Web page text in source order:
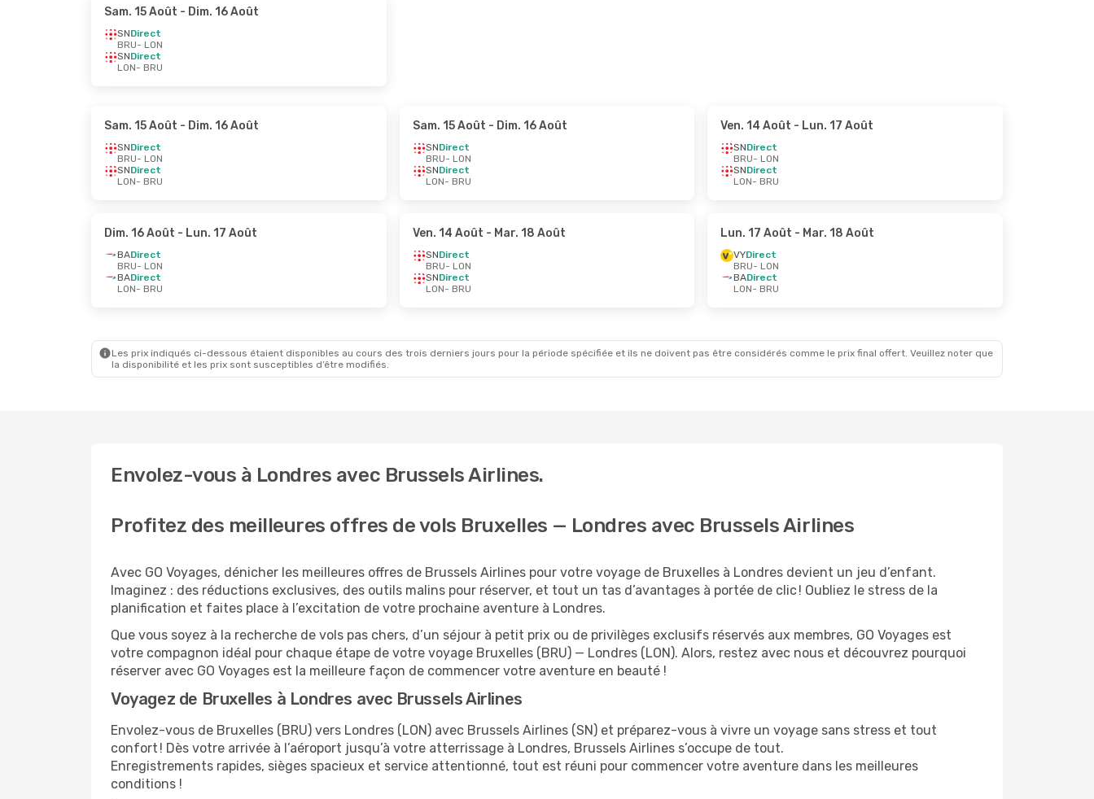
Sam. 15 Août - Dim. 16 Août
SNDirect
BRU- LON
SNDirect
LON- BRU
Sam. 15 Août - Dim. 16 Août
SNDirect
BRU- LON
SNDirect
LON- BRU
Sam. 15 Août - Dim. 16 Août
SNDirect
BRU- LON
SNDirect
LON- BRU
Ven. 14 Août - Lun. 17 Août
SNDirect
BRU- LON
SNDirect
LON- BRU
Dim. 16 Août - Lun. 17 Août
BADirect
BRU- LON
BADirect
LON- BRU
Ven. 14 Août - Mar. 18 Août
SNDirect
BRU- LON
SNDirect
LON- BRU
Lun. 17 Août - Mar. 18 Août
VYDirect
BRU- LON
BADirect
LON- BRU
Les prix indiqués ci-dessous étaient disponibles au cours des trois derniers jours pour la période spécifiée et ils ne doivent pas être considérés comme le prix final offert. Veuillez noter que
la disponibilité et les prix sont susceptibles d’être modifiés.
Envolez-vous à Londres avec Brussels Airlines.
Profitez des meilleures offres de vols Bruxelles — Londres avec Brussels Airlines
Avec GO Voyages, dénicher les meilleures offres de Brussels Airlines pour votre voyage de Bruxelles à Londres devient un jeu d’enfant.
Imaginez : des réductions exclusives, des outils malins pour réserver, et tout un tas d’avantages à portée de clic ! Oubliez le stress de la
planification et faites place à l’excitation de votre prochaine aventure à Londres.
Que vous soyez à la recherche de vols pas chers, d’un séjour à petit prix ou de privilèges exclusifs réservés aux membres, GO Voyages est
votre compagnon idéal pour chaque étape de votre voyage Bruxelles (BRU) — Londres (LON). Alors, restez avec nous et découvrez pourquoi
réserver avec GO Voyages est la meilleure façon de commencer votre aventure en beauté !
Voyagez de Bruxelles à Londres avec Brussels Airlines
Envolez-vous de Bruxelles (BRU) vers Londres (LON) avec Brussels Airlines (SN) et préparez-vous à vivre un voyage sans stress et tout
confort ! Dès votre arrivée à l’aéroport jusqu’à votre atterrissage à Londres, Brussels Airlines s’occupe de tout.
Enregistrements rapides, sièges spacieux et service attentionné, tout est réuni pour commencer votre aventure dans les meilleures
conditions !